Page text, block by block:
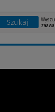
Szukaj